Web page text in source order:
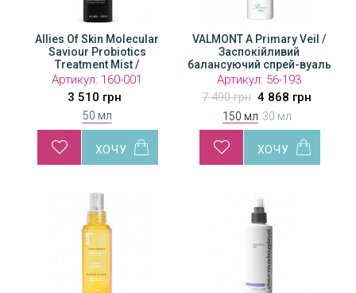
Allies Of Skin Molecular
Saviour Probiotics
Treatment Mist /
Відновлювальний міст
для обличчя
Артикул: 160-001
3 510 грн
50 мл
VALMONT A Primary Veil /
Заспокійливий
балансуючий спрей-вуаль
Артикул:56-227
2 721 грн 1 769 грн
VALMONT A Primary Veil /
Заспокійливий
балансуючий спрей-вуаль
Артикул: 56-193
7 490 грн 4 868 грн
150 мл 30 мл